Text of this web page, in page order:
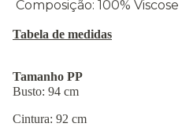
Composição: 100% Viscose
Tabela de medidas
Tamanho PP
Busto: 94 cm
Cintura: 92 cm